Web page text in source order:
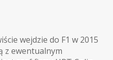
wejdzie do F1 w 2015
z ewentualnym